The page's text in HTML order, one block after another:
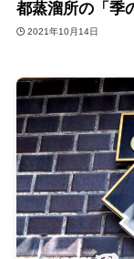
都蒸溜所の「季
2021年10月14日